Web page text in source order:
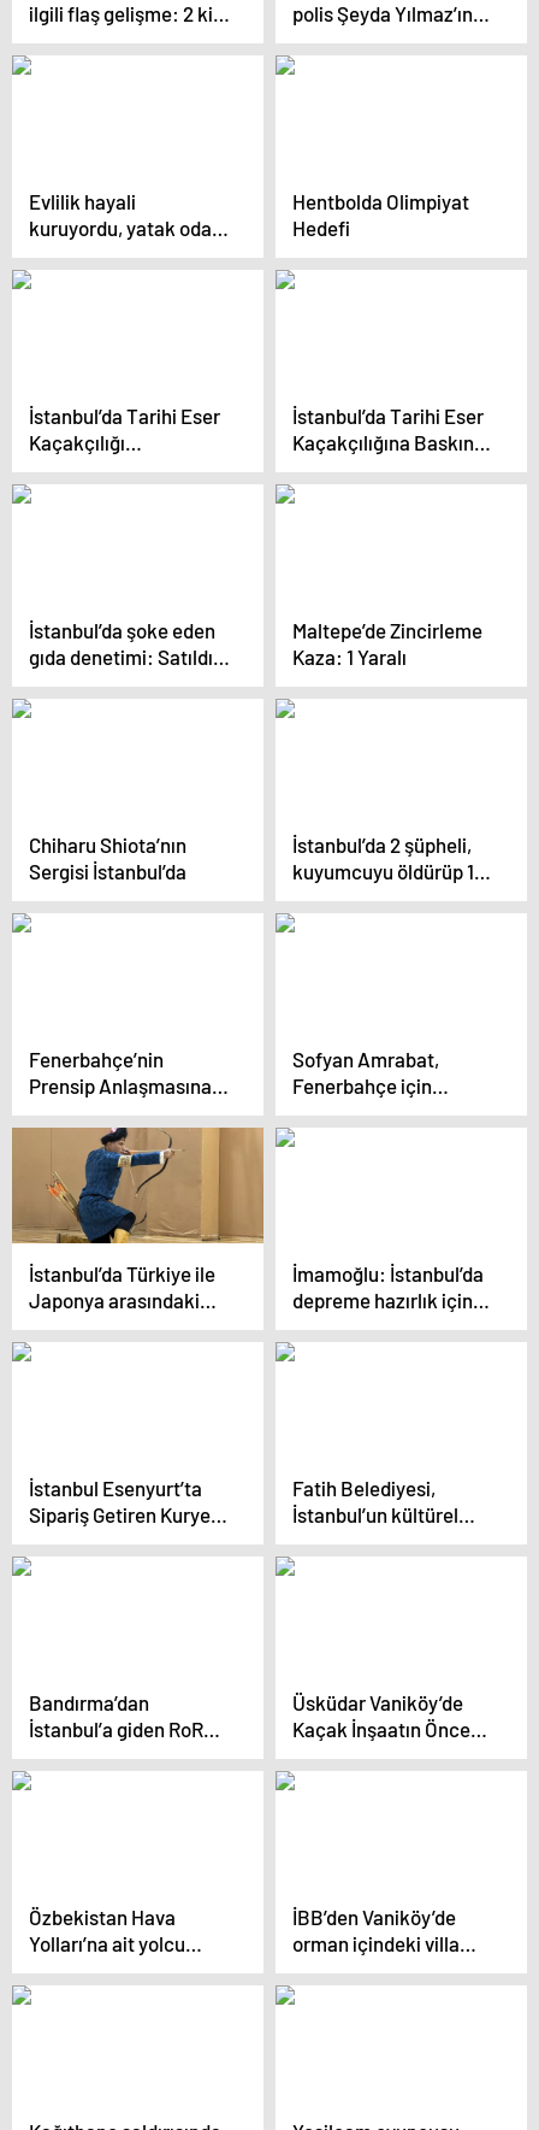
ilgili flaş gelişme: 2 kişi
gözaltına alındı! İşte o
saldırganlar…
polis Şeyda Yılmaz’ın
eşi acı haberi telsizden
duymuş
Evlilik hayali
kuruyordu, yatak odası
videolarıyla hayatı
kabusa döndü
Hentbolda Olimpiyat
Hedefi
İstanbul’da Tarihi Eser
Kaçakçılığı
Operasyonu: 3 Şüpheli
Gözaltında
İstanbul’da Tarihi Eser
Kaçakçılığına Baskın:
796 Eser Ele Ge
geçirildi
İstanbul’da şoke eden
gıda denetimi: Satıldığı
zaman etiket
yapıştırıyoruz
Maltepe’de Zincirleme
Kaza: 1 Yaralı
Chiharu Shiota’nın
Sergisi İstanbul’da
İstanbul’da 2 şüpheli,
kuyumcuyu öldürüp 1
kilogram altın çaldı
Fenerbahçe’nin
Prensip Anlaşmasına
Varılan Sofyan
Amrabat İstanbul’a
Geldi
Sofyan Amrabat,
Fenerbahçe için
İstanbul’da
İstanbul’da Türkiye ile
Japonya arasındaki
diplomatik ilişkilerin
100. yılı kutlandı
İmamoğlu: İstanbul’da
depreme hazırlık için
birlikte hareket
edemiyoruz
İstanbul Esenyurt’ta
Sipariş Getiren Kurye
Asansörde Mahsur
Kaldı
Fatih Belediyesi,
İstanbul’un kültürel
varlıklarını koruyor
Bandırma’dan
İstanbul’a giden RoRo
gemisi arızalandı
Üsküdar Vaniköy’de
Kaçak İnşaatın Öncesi
ve Sonrası
Görüntülendi
Özbekistan Hava
Yolları’na ait yolcu
uçağı Merzifon
Havalimanı’na zorunlu
İBB’den Vaniköy’de
orman içindeki villa
inşaatıyla ilgili
açıklama: 16